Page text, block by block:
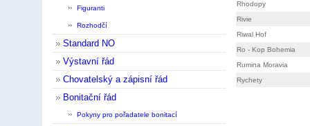
Figuranti
Rozhodčí
Standard NO
Výstavní řád
Chovatelský a zápisní řád
Bonitační řád
Pokyny pro pořadatele bonitací
Rhodopy
Rivie
Riwal Hof
Ro - Kop Bohemia
Rumina Moravia
Rychety